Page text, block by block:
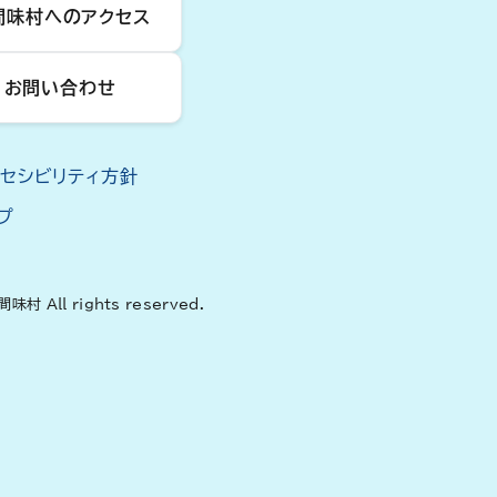
味村へのアクセス
お問い合わせ
シビリティ方針
味村 All rights reserved.